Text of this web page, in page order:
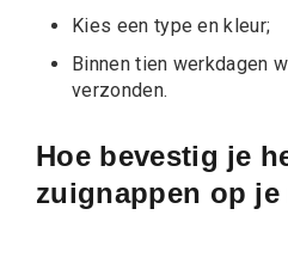
Kies een type en kleur;
Binnen tien werkdagen
verzonden.
Hoe bevestig je
zuignappen op je